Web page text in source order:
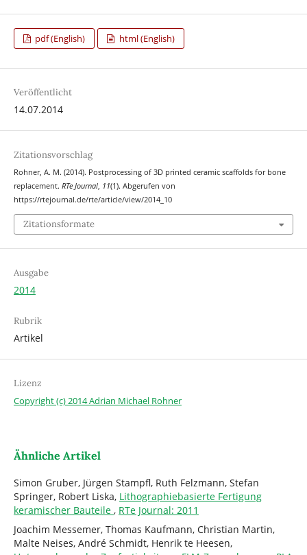
pdf (English) html (English)
Veröffentlicht
14.07.2014
Zitationsvorschlag
Rohner, A. M. (2014). Postprocessing of 3D printed ceramic scaffolds for bone
replacement. RTe Journal, 11(1). Abgerufen von
https://rtejournal.de/rte/article/view/2014_10
Zitationsformate
Ausgabe
2014
Rubrik
Artikel
Lizenz
Copyright (c) 2014 Adrian Michael Rohner
Ähnliche Artikel
Simon Gruber, Jürgen Stampfl, Ruth Felzmann, Stefan
Springer, Robert Liska, Lithographiebasierte Fertigung
keramischer Bauteile , RTe Journal: 2011
Joachim Messemer, Thomas Kaufmann, Christian Martin,
Malte Neises, André Schmidt, Henrik te Heesen,